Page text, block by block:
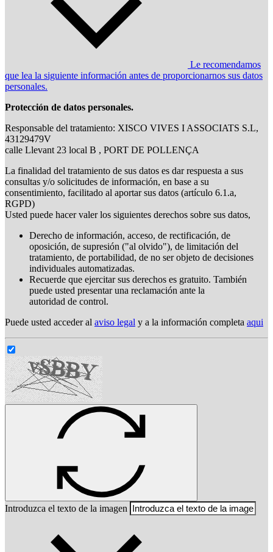
Le recomendamos
que lea la siguiente información antes de proporcionarnos sus datos
personales.
Protección de datos personales.
Responsable del tratamiento: XISCO VIVES I ASSOCIATS S.L,
43129479V
calle Llevant 23 local B , PORT DE POLLENÇA
La finalidad del tratamiento de sus datos es dar respuesta a sus
consultas y/o solicitudes de información, en base a su
consentimiento, facilitado al aportar sus datos (artículo 6.1.a,
RGPD)
Usted puede hacer valer los siguientes derechos sobre sus datos,
Derecho de información, acceso, de rectificación, de
oposición, de supresión ("al olvido"), de limitación del
tratamiento, de portabilidad, de no ser objeto de decisiones
individuales automatizadas.
Recuerde que ejercitar sus derechos es gratuito. También
puede usted presentar una reclamación ante la
autoridad de control.
Puede usted acceder al aviso legal y a la información completa aqui
Introduzca el texto de la imagen